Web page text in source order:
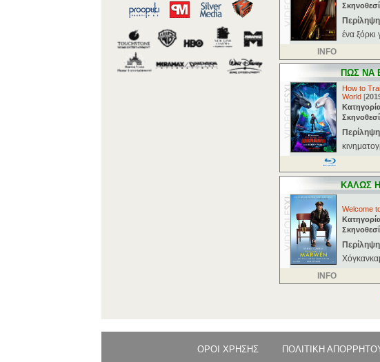
ένα
INFO
ΠΩΣ ΝΑ
How to
World [
ΚΑΛΩΣ
Welcome
INFO
ΟΡΟΙ ΧΡΗΣΗΣ ΠΟΛΙΤΙΚΗ